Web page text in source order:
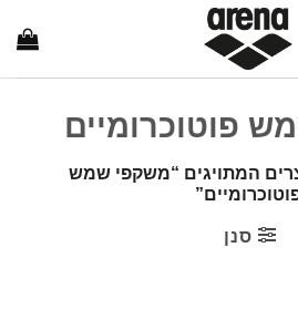
פוטוכרומיים
המתויגים “משקפי שמש
סנן